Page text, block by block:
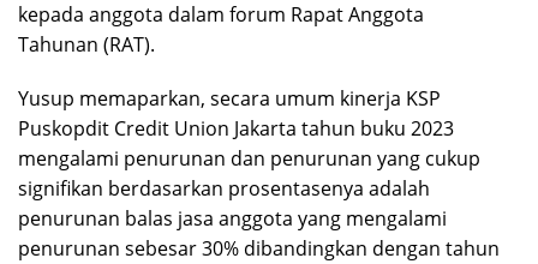
kepada anggota dalam forum Rapat Anggota
Tahunan (RAT).
Yusup memaparkan, secara umum kinerja KSP
Puskopdit Credit Union Jakarta tahun buku 2023
mengalami penurunan dan penurunan yang cukup
signifikan berdasarkan prosentasenya adalah
penurunan balas jasa anggota yang mengalami
penurunan sebesar 30% dibandingkan dengan tahun